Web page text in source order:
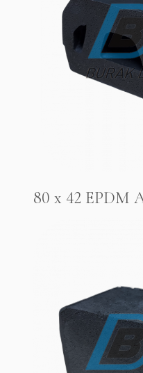
80 x 42 EPDM